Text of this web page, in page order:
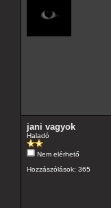
jani vagyok
Haladó
Nem elérhető
Hozzászólások: 365